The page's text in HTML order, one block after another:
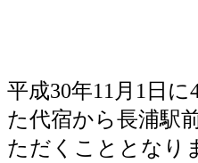
平成30年11月1日
た代宿から長浦駅
ただくこととなり